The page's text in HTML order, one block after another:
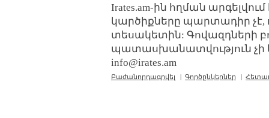
Irates.am-ին հղման
կարծիքները պարտադիր չէ,
տեսակետին: Գովազդների
պատասխանատվություն չի
info@irates.am
Բաժանորդագրվել | Գործընկերներ |